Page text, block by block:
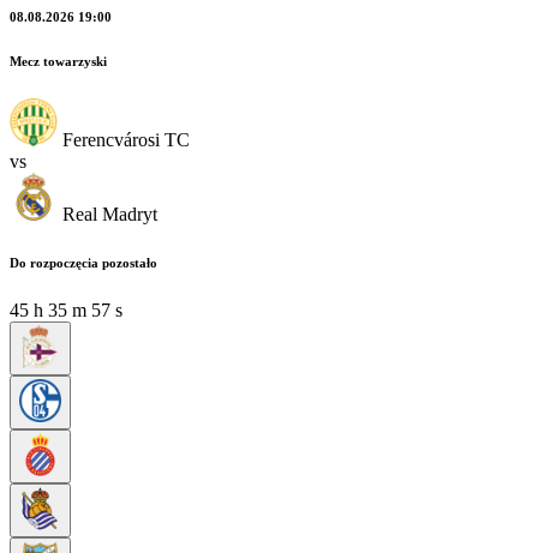
08.08.2026 19:00
Mecz towarzyski
Ferencvárosi TC
vs
Real Madryt
Do rozpoczęcia pozostało
45 h 35 m 57 s